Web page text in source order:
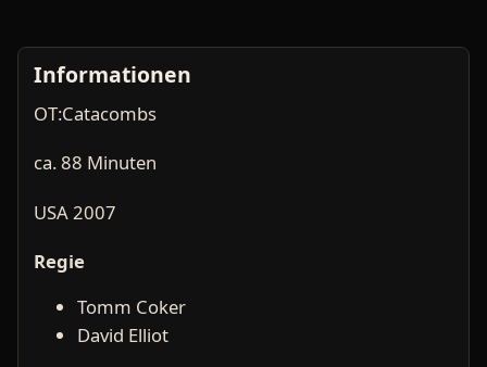
Informationen
OT:Catacombs
ca. 88 Minuten
USA 2007
Regie
Tomm Coker
David Elliot